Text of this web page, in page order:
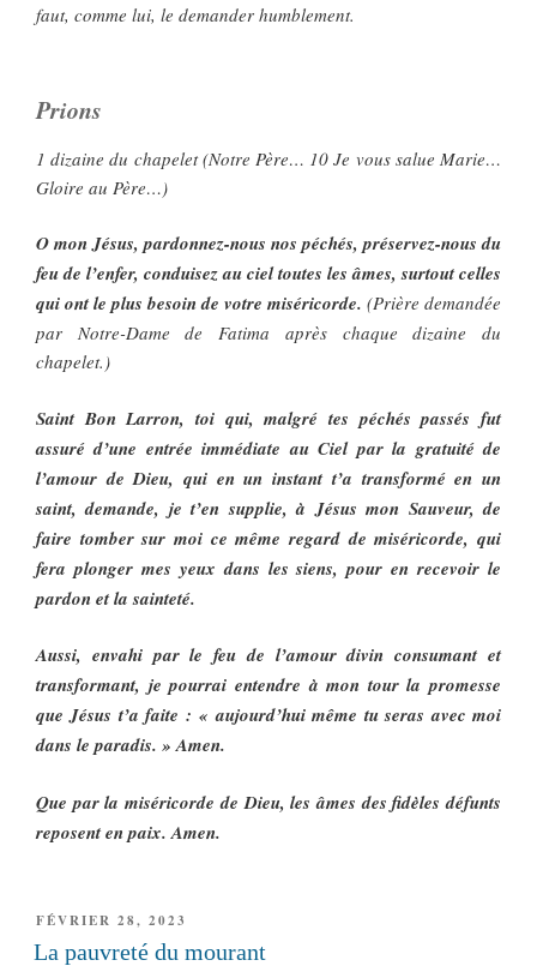
faut, comme lui, le demander humblement.
Prions
1 dizaine du chapelet (Notre Père… 10 Je vous salue Marie…
Gloire au Père…)
O mon Jésus, pardonnez-nous nos péchés, préservez-nous du
feu de l’enfer, conduisez au ciel toutes les âmes, surtout celles
qui ont le plus besoin de votre miséricorde. (Prière demandée
par Notre-Dame de Fatima après chaque dizaine du
chapelet.)
Saint Bon Larron, toi qui, malgré tes péchés passés fut
assuré d’une entrée immédiate au Ciel par la gratuité de
l’amour de Dieu, qui en un instant t’a transformé en un
saint, demande, je t’en supplie, à Jésus mon Sauveur, de
faire tomber sur moi ce même regard de miséricorde, qui
fera plonger mes yeux dans les siens, pour en recevoir le
pardon et la sainteté.
Aussi, envahi par le feu de l’amour divin consumant et
transformant, je pourrai entendre à mon tour la promesse
que Jésus t’a faite : « aujourd’hui même tu seras avec moi
dans le paradis. » Amen.
Que par la miséricorde de Dieu, les âmes des fidèles défunts
reposent en paix. Amen.
PUBLIÉ
LE
FÉVRIER 28, 2023
La pauvreté du mourant